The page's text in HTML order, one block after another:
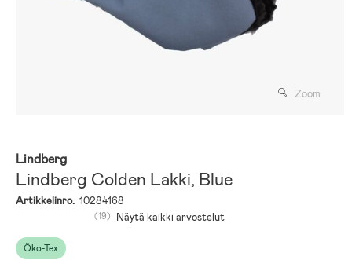
Zoom
Lindberg
Lindberg Colden Lakki, Blue
Artikkelinro. 10284168
Öko-Tex
(19) Näytä kaikki arvostelut